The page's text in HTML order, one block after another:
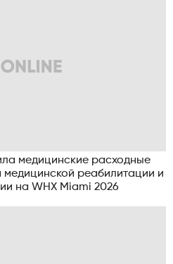
медицинские расходные
реабилитации и
на WHX Miami 2026